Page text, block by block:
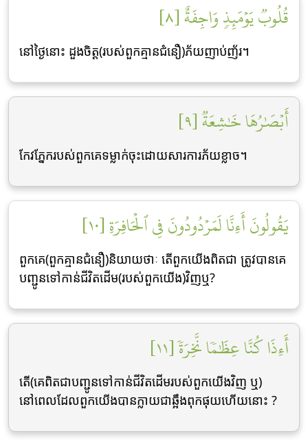
قُلُوبٞ يَوۡمَئِذٖ وَاجِفَةٌ [٨]
នៅថ្ងៃនោះ ដួងចិត្ដ(របស់ពួកគ្មានជំនឿ)ភ័យញាប់ញ័រ។
أَبۡصَٰرُهَا خَٰشِعَةٞ [٩]
កែវភ្នែករបស់ពួកគេទម្លាក់ចុះដោយសារការភ័យខ្លាច។
يَقُولُونَ أَءِنَّا لَمَرۡدُودُونَ فِي ٱلۡحَافِرَةِ [١٠]
ពួកគេ(ពួកគ្មានជំនឿ)និយាយថាៈ តើពួកយើងពិតជា ត្រូវបានគេ
បញ្ជូនទៅកាន់ជីវិតដើម(របស់ពួកយើង)វិញឬ?
أَءِذَا كُنَّا عِظَٰمٗا نَّخِرَةٗ [١١]
តើ(គេពិតជាបញ្ជូនទៅកាន់ជីវិតដើមរបស់ពួកយើងវិញ ឬ)
នៅពេលដែលពួកយើងបានក្លាយជាឆ្អឹងពុកផុយហើយនោះ ?